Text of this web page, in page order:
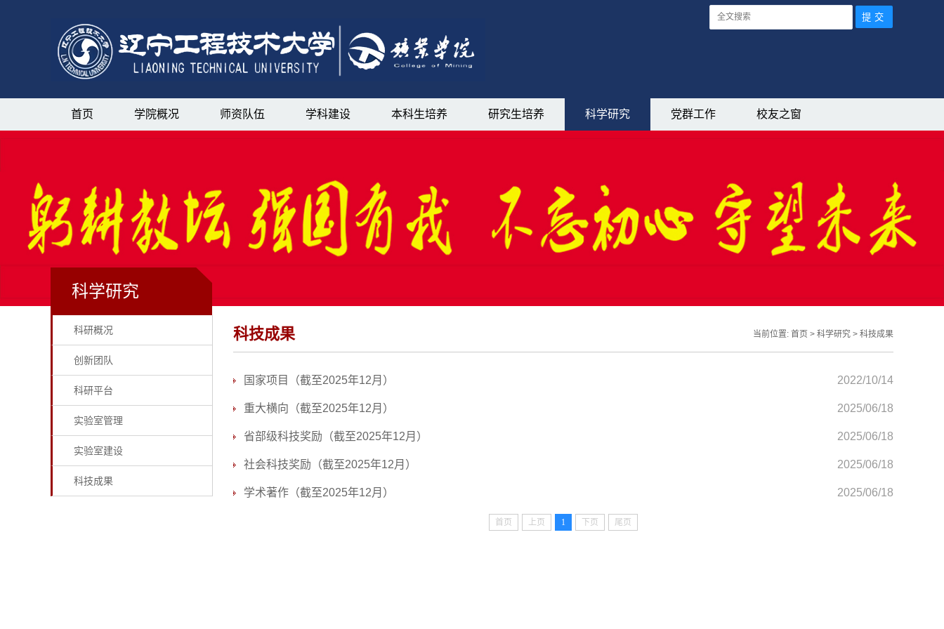
首页 学院概况 师资队伍 学科建设 本科生培养 研究生培养 科学研究 党群工作 校友之窗
科学研究
科研概况
创新团队
科研平台
实验室管理
实验室建设
科技成果
科技成果 当前位置: 首页 > 科学研究 > 科技成果
2022/10/14
国家项目（截至2025年12月）
2025/06/18
重大横向（截至2025年12月）
2025/06/18
省部级科技奖励（截至2025年12月）
2025/06/18
社会科技奖励（截至2025年12月）
2025/06/18
学术著作（截至2025年12月）
首页 上页 1 下页 尾页